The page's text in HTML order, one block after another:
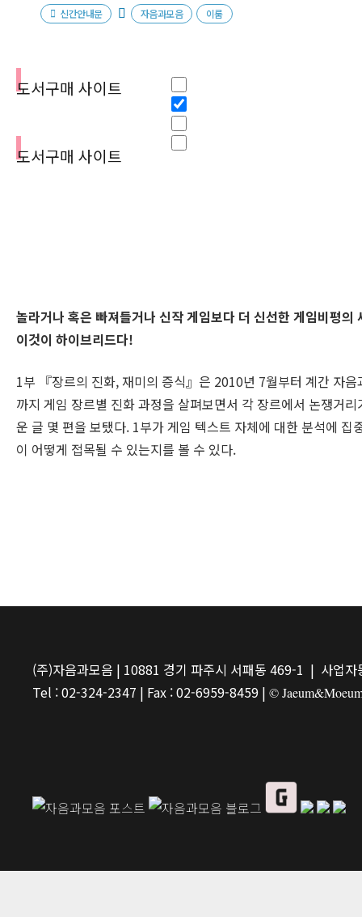
신간안내문 자음과모음 이룸
도서구매 사이트
도서구매 사이트
놀라거나 혹은 빠져들거나 신작 게임보다 더 신선한 게임비평의
이것이 하이브리드다!
1부 『장르의 진화, 재미의 증식』은 2010년 7월부터 계간 자
까지 게임 장르별 진화 과정을 살펴보면서 각 장르에서 논쟁거
운 글 몇 편을 보탰다. 1부가 게임 텍스트 자체에 대한 분석에
이 어떻게 접목될 수 있는지를 볼 수 있다.
(주)자음과모음 | 10881 경기 파주시 서패동 469-1 | 사업
Tel : 02-324-2347 | Fax : 02-6959-8459 | ©